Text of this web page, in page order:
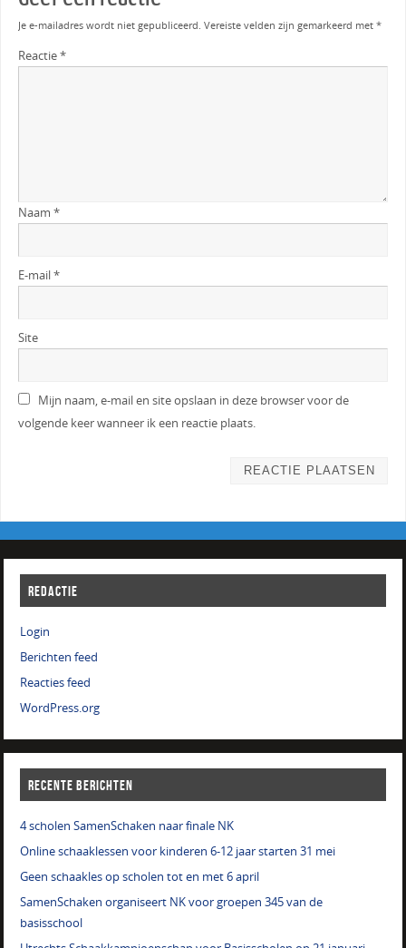
Je e-mailadres wordt niet gepubliceerd. Vereiste velden zijn gemarkeerd met *
Reactie*
Naam *
E-mail*
Site
Mijn naam, e-mail en site opslaan in deze browser voor de
volgende keer wanneer ik een reactie plaats.
REDACTIE
Login
Berichten feed
Reacties feed
WordPress.org
RECENTE BERICHTEN
4 scholen SamenSchaken naar finale NK
Online schaaklessen voor kinderen 6-12 jaar starten 31 mei
Geen schaakles op scholen tot en met 6 april
SamenSchaken organiseert NK voor groepen 345 van de
basisschool